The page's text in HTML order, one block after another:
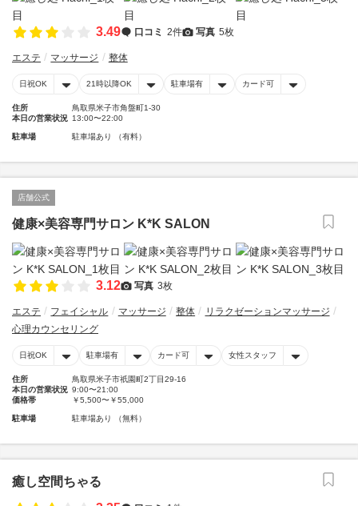
3.49 口コミ 2件 写真 5枚
エステ マッサージ 整体
日祝OK 21時以降OK 駐車場有 カード可
住所
鳥取県米子市角盤町1-30
本日の営業状況 13:00〜22:00
駐車場 駐車場あり （有料）
店舗公式
健康×美容専門サロン K*K SALON
3.12 写真 3枚
エステ フェイシャル マッサージ 整体
リラクゼーションマッサージ
心理カウンセリング
日祝OK 駐車場有 カード可 女性スタッフ
住所
鳥取県米子市祇園町2丁目29-16
本日の営業状況 9:00〜21:00
価格帯
￥5,500〜￥55,000
駐車場 駐車場あり （無料）
癒し空間ちゃる